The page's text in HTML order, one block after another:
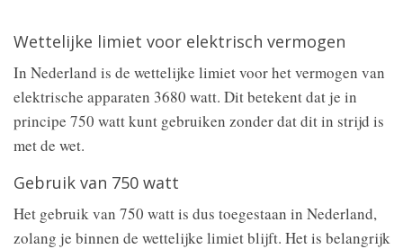
Wettelijke limiet voor elektrisch vermogen
In Nederland is de wettelijke limiet voor het vermogen van
elektrische apparaten 3680 watt. Dit betekent dat je in
principe 750 watt kunt gebruiken zonder dat dit in strijd is
met de wet.
Gebruik van 750 watt
Het gebruik van 750 watt is dus toegestaan in Nederland,
zolang je binnen de wettelijke limiet blijft. Het is belangrijk